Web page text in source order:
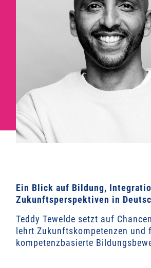
Ein Blick auf Bildung,
Zukunftsperspektiven in
Teddy Tewelde setzt auf
lehrt Zukunftskompetenzen und
kompetenzbasierte